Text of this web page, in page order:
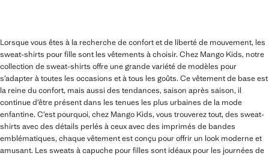
Lorsque vous êtes à la recherche de confort et de liberté de mouvement, les
sweat-shirts pour fille sont les vêtements à choisir. Chez Mango Kids, notre
collection de sweat-shirts offre une grande variété de modèles pour
s’adapter à toutes les occasions et à tous les goûts. Ce vêtement de base est
la reine du confort, mais aussi des tendances, saison après saison, il
continue d’être présent dans les tenues les plus urbaines de la mode
enfantine. C’est pourquoi, chez Mango Kids, vous trouverez tout, des sweat-
shirts avec des détails perlés à ceux avec des imprimés de bandes
emblématiques, chaque vêtement est conçu pour offrir un look moderne et
amusant. Les sweats à capuche pour filles sont idéaux pour les journées de